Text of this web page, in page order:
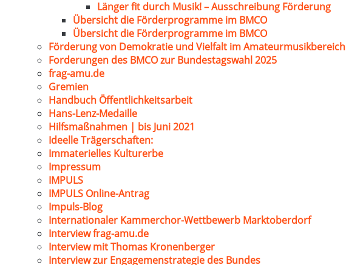
Länger fit durch Musik! – Ausschreibung Förderung
Übersicht die Förderprogramme im BMCO
Übersicht die Förderprogramme im BMCO
Förderung von Demokratie und Vielfalt im Amateurmusikbereich
Forderungen des BMCO zur Bundestagswahl 2025
frag-amu.de
Gremien
Handbuch Öffentlichkeitsarbeit
Hans-Lenz-Medaille
Hilfsmaßnahmen | bis Juni 2021
Ideelle Trägerschaften:
Immaterielles Kulturerbe
Impressum
IMPULS
IMPULS Online-Antrag
Impuls-Blog
Internationaler Kammerchor-Wettbewerb Marktoberdorf
Interview frag-amu.de
Interview mit Thomas Kronenberger
Interview zur Engagemenstrategie des Bundes